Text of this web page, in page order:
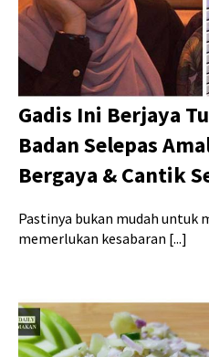
Gadis Ini Berjaya
Badan Selepas
Bergaya & Cantik
Pastinya bukan mudah untuk
memerlukan kesabaran [...]